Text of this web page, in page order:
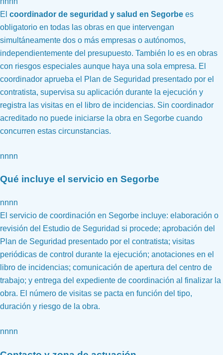
El coordinador de seguridad y salud en Segorbe es
obligatorio en todas las obras en que intervengan
simultáneamente dos o más empresas o autónomos,
independientemente del presupuesto. También lo es en obras
con riesgos especiales aunque haya una sola empresa. El
coordinador aprueba el Plan de Seguridad presentado por el
contratista, supervisa su aplicación durante la ejecución y
registra las visitas en el libro de incidencias. Sin coordinador
acreditado no puede iniciarse la obra en Segorbe cuando
concurren estas circunstancias.
nnnn
Qué incluye el servicio en Segorbe
nnnn
El servicio de coordinación en Segorbe incluye: elaboración o
revisión del Estudio de Seguridad si procede; aprobación del
Plan de Seguridad presentado por el contratista; visitas
periódicas de control durante la ejecución; anotaciones en el
libro de incidencias; comunicación de apertura del centro de
trabajo; y entrega del expediente de coordinación al finalizar la
obra. El número de visitas se pacta en función del tipo,
duración y riesgo de la obra.
nnnn